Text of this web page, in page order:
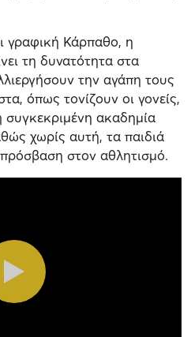
γραφική Κάρπαθο, η
τη δυνατότητα στα
την αγάπη τους
όπως τονίζουν οι γονείς,
ακαδημία
χωρίς αυτή, τα παιδιά
στον αθλητισμό.